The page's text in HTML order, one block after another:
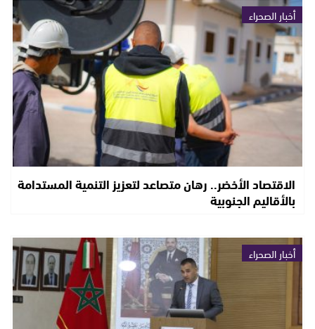
أخبار الصحراء
الاقتصاد الأخضر.. رهان متصاعد لتعزيز التنمية المستدامة
بالأقاليم الجنوبية
أخبار الصحراء